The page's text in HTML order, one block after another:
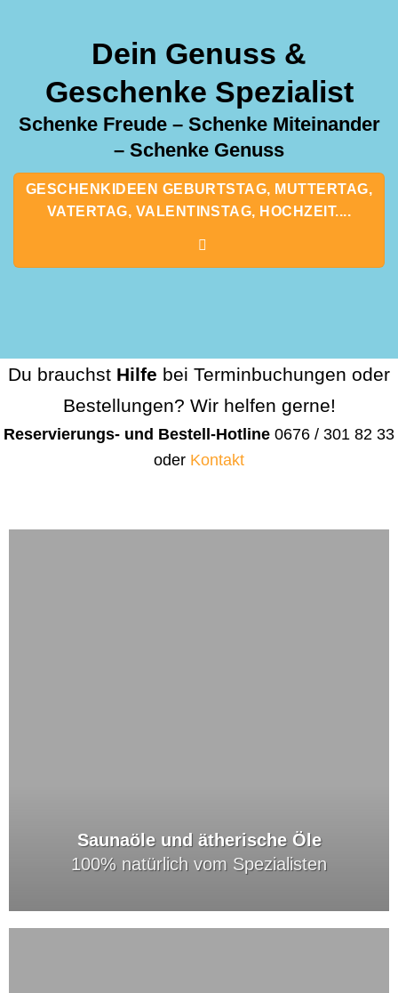
Dein Genuss &
Geschenke Spezialist
Schenke Freude – Schenke Miteinander
– Schenke Genuss
GESCHENKIDEEN GEBURTSTAG, MUTTERTAG,
VATERTAG, VALENTINSTAG, HOCHZEIT....
Du brauchst Hilfe bei Terminbuchungen oder
Bestellungen? Wir helfen gerne!
Reservierungs- und Bestell-Hotline 0676 / 301 82 33
oder Kontakt
Saunaöle und ätherische Öle
100% natürlich vom Spezialisten